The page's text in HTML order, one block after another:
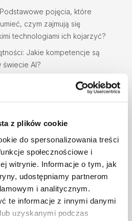
z plików cookie
do spersonalizowania treści
społecznościowe i
witrynie. Informacje o tym, jak
udostępniamy partnerom
i analitycznym.
te informacje z innymi danymi
uzyskanymi podczas
pojęcia, które
czym zajmują się
technologiami ich kojarzyć?
Jakie kompetencje są
świecie AI?
- jak może wyglądać
zespołu AI i czy to
AI? Które źródła
jest ważne dla specjalistów
wynagrodzeń